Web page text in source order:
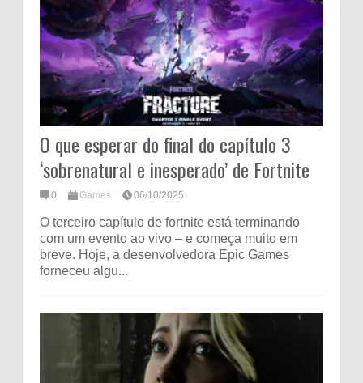
O que esperar do final do capítulo 3
‘sobrenatural e inesperado’ de Fortnite
0 Games 06/10/2025
O terceiro capítulo de fortnite está terminando
com um evento ao vivo – e começa muito em
breve. Hoje, a desenvolvedora Epic Games
forneceu algu...